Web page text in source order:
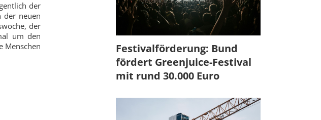
der
der neuen
der
um den
Menschen
Festivalförderung: Bund
fördert Greenjuice-Festival
mit rund 30.000 Euro